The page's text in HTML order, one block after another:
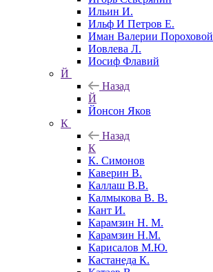
Ильин И.
Ильф И Петров Е.
Иман Валерии Пороховой
Иовлева Л.
Иосиф Флавий
Й
Назад
Й
Йонсон Яков
К
Назад
К
К. Симонов
Каверин В.
Каллаш В.В.
Калмыкова В. В.
Кант И.
Карамзин Н. М.
Карамзин Н.М.
Карисалов М.Ю.
Кастанеда К.